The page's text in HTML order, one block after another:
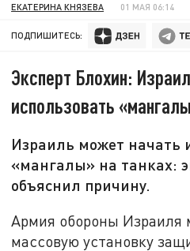
ЕКАТЕРИНА КНЯЗЕВА 01 МАЯ 06:14
ПОДПИШИТЕСЬ:
Эксперт Блохин:
использовать
Израиль может начать
«мангалы» на танках:
объяснил причину.
Армия обороны Израиля
массовую установку